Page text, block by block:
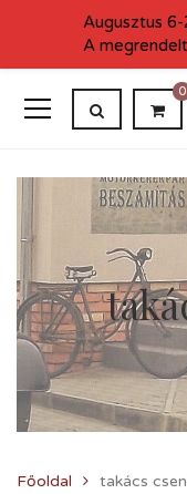
0
Főoldal takács
Augusztus
A